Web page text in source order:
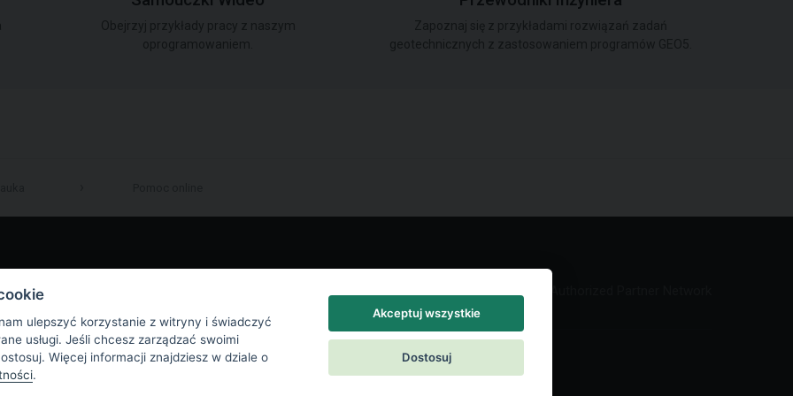
prywatności End User License Agreement|Kontakt
ulepszyć korzystanie z witryny i świadczyć
usługi. Jeśli chcesz zarządzać swoimi
Więcej informacji znajdziesz w dziale o
.
Akceptuj wszystkie
Dostosuj